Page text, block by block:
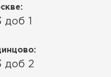
доб 1
доб 2